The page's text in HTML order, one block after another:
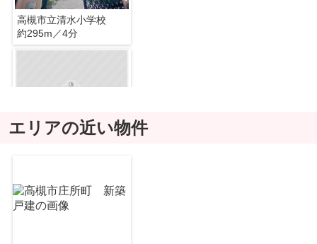
高槻市立清水小学校
約295m／4分
エリアの近い物件